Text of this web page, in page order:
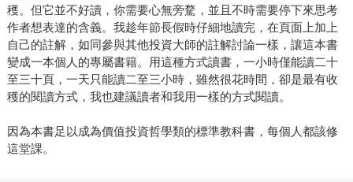
穫。但它並不好讀，你需要心無旁騖，並且不時需要停下來思考
作者想表達的含義。我趁年節長假時仔細地讀完，在頁面上加上
自己的註解，如同參與其他投資大師的註解討論一樣，讓這本書
變成一本個人的專屬書籍。用這種方式讀書，一小時僅能讀二十
至三十頁，一天只能讀二至三小時，雖然很花時間，卻是最有收
穫的閱讀方式，我也建議讀者和我用一樣的方式閱讀。
因為本書足以成為價值投資哲學類的標準教科書，每個人都該修
這堂課。